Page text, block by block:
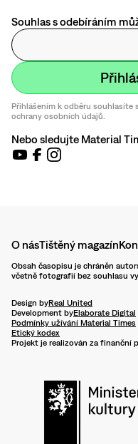
Souhlas s odebíráním
Přihlášením k odběru souhlasíte
ochrany osobních údajů.
Nebo sledujte Material
O násTištěný magazín
Obsah časopisu je chráněn
včetně fotografií bez souhlasu
Design byReal United
Development byElaborate Digital
Podmínky užívání Material Times
Etický kodex
Projekt je realizován za finanční